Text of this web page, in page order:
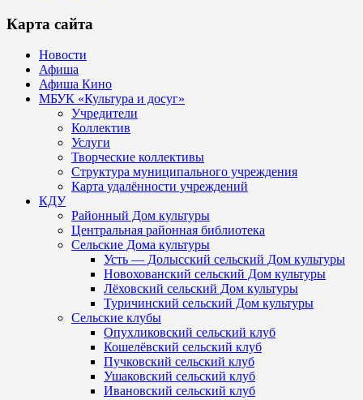
Карта сайта
Новости
Афиша
Афиша Кино
МБУК «Культура и досуг»
Учредители
Коллектив
Услуги
Творческие коллективы
Структура муниципального учреждения
Карта удалённости учреждений
КДУ
Районный Дом культуры
Центральная районная библиотека
Сельские Дома культуры
Усть — Долысский сельский Дом культуры
Новохованский сельский Дом культуры
Лёховский сельский Дом культуры
Туричинский сельский Дом культуры
Сельские клубы
Опухликовский сельский клуб
Кошелёвский сельский клуб
Пучковский сельский клуб
Ушаковский сельский клуб
Ивановский сельский клуб